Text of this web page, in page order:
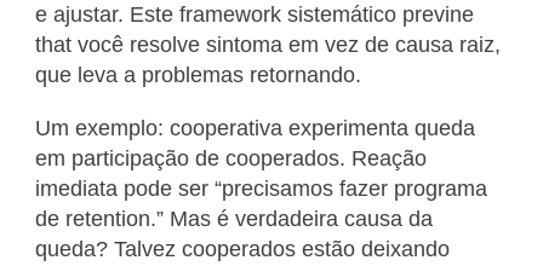
e ajustar. Este framework sistemático previne
that você resolve sintoma em vez de causa raiz,
que leva a problemas retornando.
Um exemplo: cooperativa experimenta queda
em participação de cooperados. Reação
imediata pode ser “precisamos fazer programa
de retention.” Mas é verdadeira causa da
queda? Talvez cooperados estão deixando